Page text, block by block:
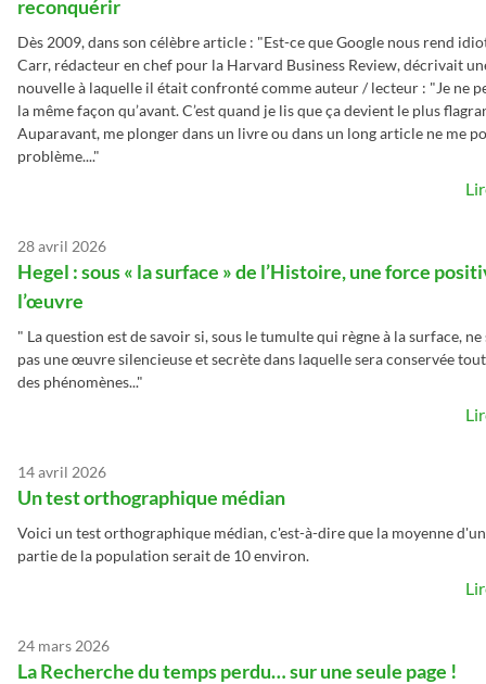
reconquérir
Dès 2009, dans son célèbre article : "Est-ce que Google nous rend
Carr, rédacteur en chef pour la Harvard Business Review, décrivait
nouvelle à laquelle il était confronté comme auteur / lecteur : "Je ne
la même façon qu’avant. C’est quand je lis que ça devient le plus
Auparavant, me plonger dans un livre ou dans un long article ne me
problème...."
28 avril 2026
Hegel : sous « la surface » de l’Histoire, une force
l’œuvre
" La question est de savoir si, sous le tumulte qui règne à la surface, ne
pas une œuvre silencieuse et secrète dans laquelle sera conservée
des phénomènes..."
14 avril 2026
Un test orthographique médian
Voici un test orthographique médian, c'est-à-dire que la moyenne
partie de la population serait de 10 environ.
24 mars 2026
La Recherche du temps perdu… sur une seule page !